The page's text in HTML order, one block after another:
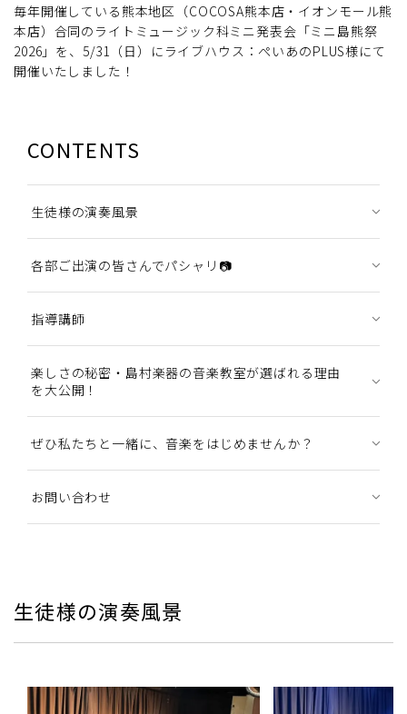
毎年開催している熊本地区（COCOSA熊本店・イオンモール熊
本店）合同のライトミュージック科ミニ発表会「ミニ島熊祭
2026」を、5/31（日）にライブハウス：ぺいあのPLUS様にて
開催いたしました！
CONTENTS
生徒様の演奏風景
各部ご出演の皆さんでパシャリ📷
指導講師
楽しさの秘密・島村楽器の音楽教室が選ばれる理由
を大公開！
ぜひ私たちと一緒に、音楽をはじめませんか？
お問い合わせ
生徒様の演奏風景